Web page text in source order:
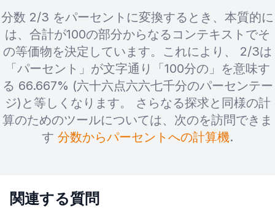
ット
ク
ト
プレビュー 2/3はパーセントで何です
か？ ウィジェット
分数 2/3 をパーセントに変換するとき、本質的に
は、合計が100の部分からなるコンテキストでそ
の等価物を決定しています。これにより、 2/3は
「パーセント」が文字通り「100分の」を意味す
る 66.667% (六十六点六六七千分のパーセンテー
ジ)と等しくなります。 さらなる探求と同様の計
算のためのツールについては、次のを訪問できま
す 分数からパーセントへの計算機.
関連する質問